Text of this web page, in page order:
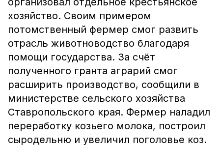
хозяйство. Своим примером
потомственный фермер смог развить
отрасль животноводство благодаря
помощи государства. За счёт
полученного гранта аграрий смог
расширить производство, сообщили в
министерстве сельского хозяйства
Ставропольского края. Фермер наладил
переработку козьего молока, построил
сыродельню и увеличил поголовье коз.